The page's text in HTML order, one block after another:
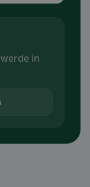
in